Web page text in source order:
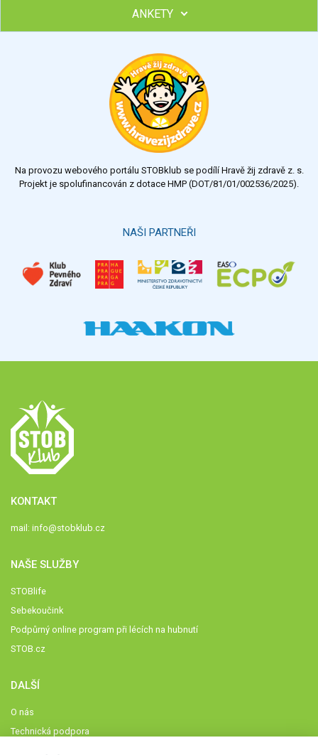
Hubněte s podporou lektorky a skupiny v kurzech STOBu
Chcete poradit s hubnutím? Najděte si odborníka STOBu ve
ANKETY
Výsledky Všechny ankety
Na provozu webového portálu STOBklub se podílí Hravě žij zdravě z. s.
Projekt je spolufinancován z dotace HMP (DOT/81/01/002536/2025).
NAŠI PARTNEŘI
KONTAKT
mail: info@stobklub.cz
NAŠE SLUŽBY
STOBlife
Sebekoučink
Podpůrný online program při lécích na hubnutí
STOB.cz
DALŠÍ
O nás
Technická podpora